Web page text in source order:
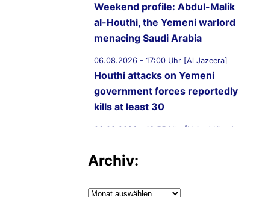
Weekend profile: Abdul-Malik
al-Houthi, the Yemeni warlord
menacing Saudi Arabia
06.08.2026 - 17:00 Uhr [Al Jazeera]
Houthi attacks on Yemeni
government forces reportedly
kills at least 30
06.08.2026 - 16:55 Uhr [United Kingdom
R (on the application of
Secretary of State for the Home
Archiv:
Archiv: